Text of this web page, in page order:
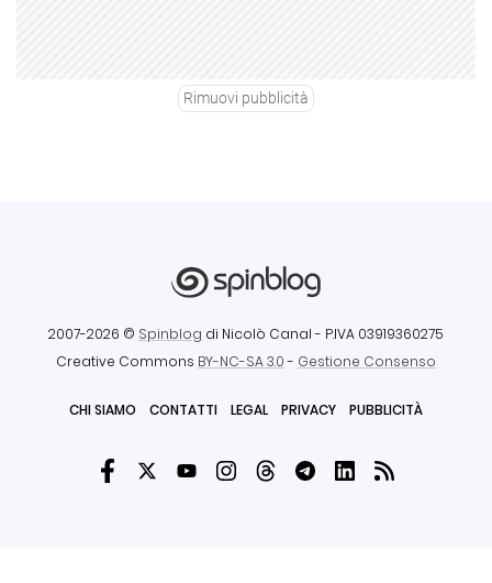
Rimuovi pubblicità
2007-2026 © Spinblog di Nicolò Canal - P.IVA 03919360275
Creative Commons BY-NC-SA 3.0- Gestione Consenso
CHI SIAMO CONTATTI LEGAL PRIVACY PUBBLICITÀ